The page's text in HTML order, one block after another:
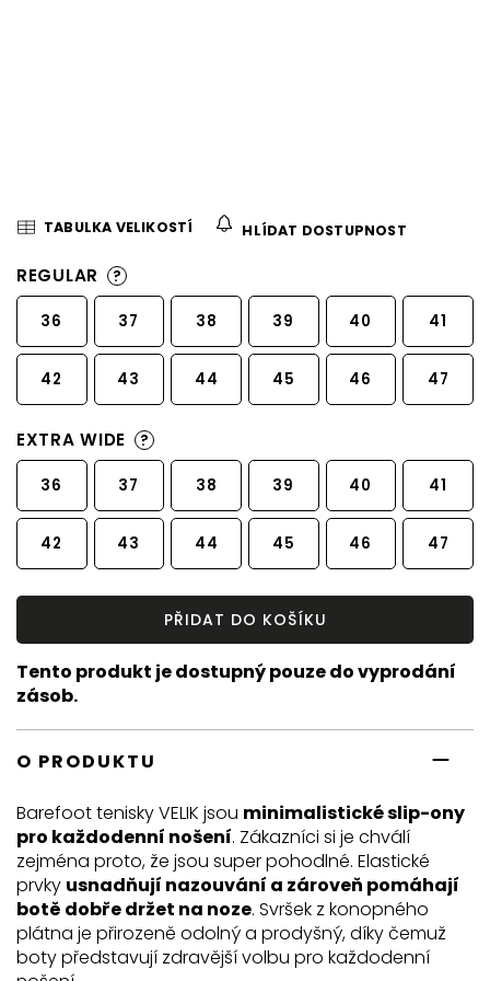
TABULKA VELIKOSTÍ HLÍDAT DOSTUPNOST
REGULAR ?
36 37 38 39 40 41
42 43 44 45 46 47
EXTRA WIDE ?
36 37 38 39 40 41
42 43 44 45 46 47
PŘIDAT DO KOŠÍKU
Tento produkt je dostupný pouze do vyprodání
zásob.
O PRODUKTU
Barefoot tenisky VELIK jsou minimalistické slip-ony
pro každodenní nošení. Zákazníci si je chválí
zejména proto, že jsou super pohodlné. Elastické
prvky usnadňují nazouvání a zároveň pomáhají
botě dobře držet na noze. Svršek z konopného
plátna je přirozeně odolný a prodyšný, díky čemuž
boty představují zdravější volbu pro každodenní